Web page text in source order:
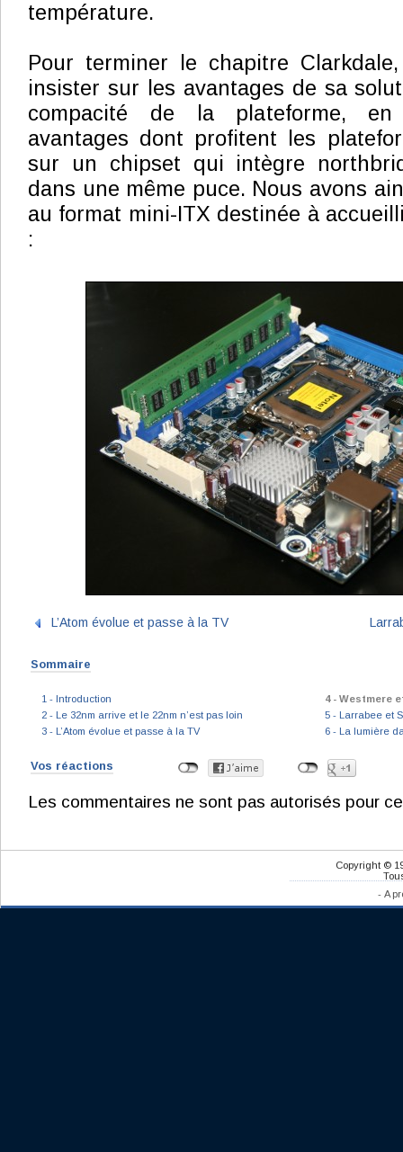
température.
Pour terminer le chapitre
insister sur les avantages de sa
compacité de la plateforme, en
avantages dont profitent les
sur un chipset qui intègre
dans une même puce. Nous avons
au format mini-ITX destinée à
:
L’Atom évolue et passe à la TV
Sommaire
1 - Introduction
2 - Le 32nm arrive et le 22nm n’est pas loin
3 - L’Atom évolue et passe à la TV
4 - Westmere
5 - Larrabee et
6 - La lumière
Vos réactions
Les commentaires ne sont pas autorisés pour
Copyright ©
- A